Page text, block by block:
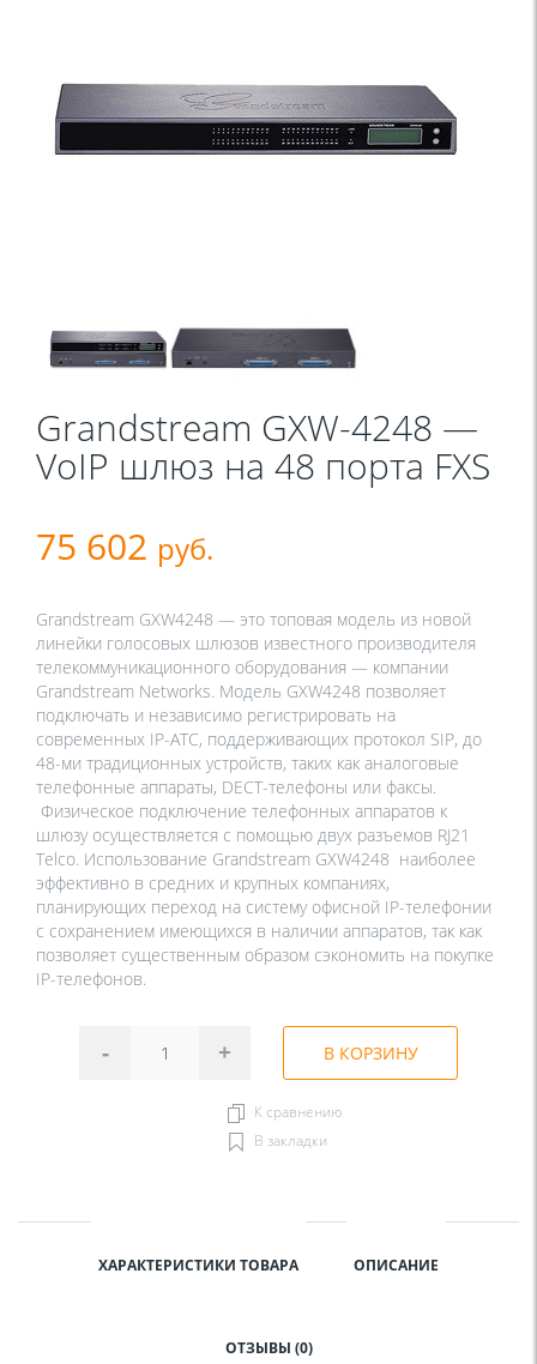
Grandstream GXW-4248 —
VoIP шлюз на 48 порта FXS
75 602 руб.
Grandstream GXW4248 — это топовая модель из новой
линейки голосовых шлюзов известного производителя
телекоммуникационного оборудования — компании
Grandstream Networks. Модель GXW4248 позволяет
подключать и независимо регистрировать на
современных IP-АТС, поддерживающих протокол SIP, до
48-ми традиционных устройств, таких как аналоговые
телефонные аппараты, DECT-телефоны или факсы.
Физическое подключение телефонных аппаратов к
шлюзу осуществляется с помощью двух разъемов RJ21
Telco. Использование Grandstream GXW4248 наиболее
эффективно в средних и крупных компаниях,
планирующих переход на систему офисной IP-телефонии
с сохранением имеющихся в наличии аппаратов, так как
позволяет существенным образом сэкономить на покупке
IP-телефонов.
- + В КОРЗИНУ
К сравнению
В закладки
ХАРАКТЕРИСТИКИ ТОВАРА ОПИСАНИЕ
ОТЗЫВЫ (0)